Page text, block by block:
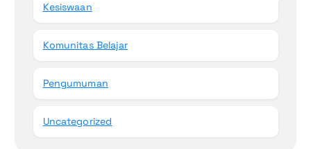
Kesiswaan
Komunitas Belajar
Pengumuman
Uncategorized